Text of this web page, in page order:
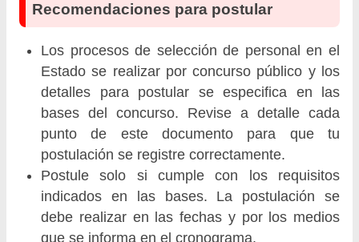
Recomendaciones para postular
Los procesos de selección de personal en el
Estado se realizar por concurso público y los
detalles para postular se especifica en las
bases del concurso. Revise a detalle cada
punto de este documento para que tu
postulación se registre correctamente.
Postule solo si cumple con los requisitos
indicados en las bases. La postulación se
debe realizar en las fechas y por los medios
que se informa en el cronograma.